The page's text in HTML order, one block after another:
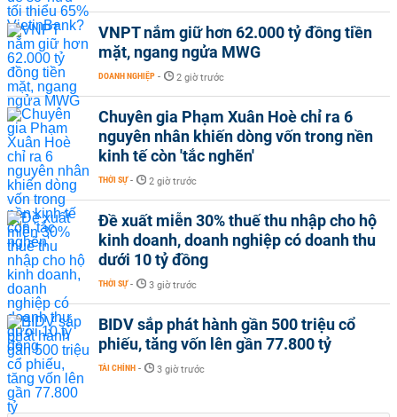
VNPT nắm giữ hơn 62.000 tỷ đồng tiền
mặt, ngang ngửa MWG
DOANH NGHIỆP - 2 giờ trước
Chuyên gia Phạm Xuân Hoè chỉ ra 6
nguyên nhân khiến dòng vốn trong nền
kinh tế còn 'tắc nghẽn'
THỜI SỰ - 2 giờ trước
Đề xuất miễn 30% thuế thu nhập cho hộ
kinh doanh, doanh nghiệp có doanh thu
dưới 10 tỷ đồng
THỜI SỰ - 3 giờ trước
BIDV sắp phát hành gần 500 triệu cổ
phiếu, tăng vốn lên gần 77.800 tỷ
TÀI CHÍNH - 3 giờ trước